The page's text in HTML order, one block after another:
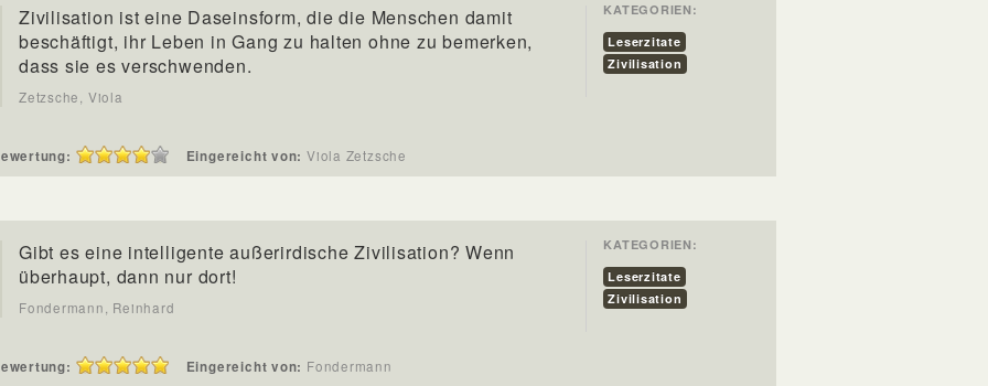
Zivilisation ist eine Daseinsform, die die Menschen damit
beschäftigt, ihr Leben in Gang zu halten ohne zu bemerken,
dass sie es verschwenden.
Zetzsche, Viola
KATEGORIEN:
Leserzitate
Zivilisation
Eingereicht von: Viola Zetzsche
Gibt es eine intelligente außerirdische Zivilisation? Wenn
überhaupt, dann nur dort!
Fondermann, Reinhard
KATEGORIEN:
Leserzitate
Zivilisation
Eingereicht von: Fondermann